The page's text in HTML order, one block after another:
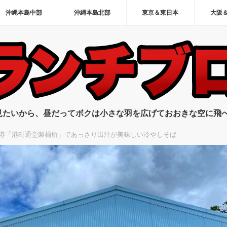
沖縄本島中部 沖縄本島北部 東京＆東日本 大阪
いから、昼だってボクは小さな羽を広げておおきな空に飛
「港町通堂製麺所」であっさり出汁が美味しい冷やしそば